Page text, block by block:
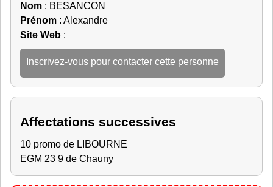
Nom : BESANCON
Prénom : Alexandre
Site Web :
Inscrivez-vous pour contacter cette personne
Affectations successives
10 promo de LIBOURNE
EGM 23 9 de Chauny